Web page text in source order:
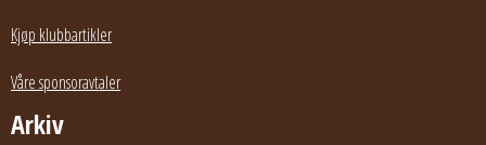
Kjøp klubbartikler
Våre sponsoravtaler
Arkiv